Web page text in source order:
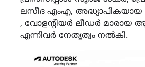
ലസീദ എംഎ,
, വോളൻ്റിയർ ലീഡർ മാരായ
എന്നിവർ നേതൃത്വം നൽകി.